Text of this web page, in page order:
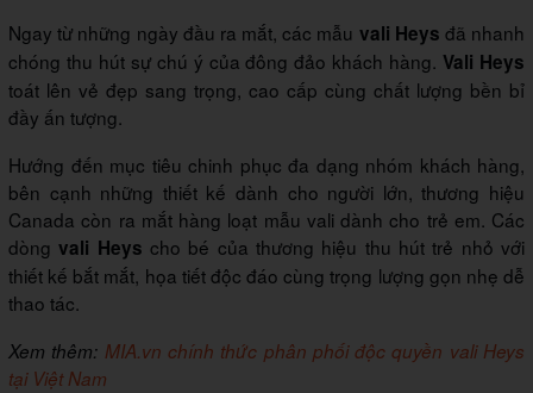
Ngay từ những ngày đầu ra mắt, các mẫu vali Heys đã nhanh
chóng thu hút sự chú ý của đông đảo khách hàng.Vali Heys
toát lên vẻ đẹp sang trọng, cao cấp cùng chất lượng bền bỉ
đầy ấn tượng.
Hướng đến mục tiêu chinh phục đa dạng nhóm khách hàng,
bên cạnh những thiết kế dành cho người lớn, thương hiệu
Canada còn ra mắt hàng loạt mẫu vali dành cho trẻ em. Các
dòngvali Heys cho bé của thương hiệu thu hút trẻ nhỏ với
thiết kế bắt mắt, họa tiết độc đáo cùng trọng lượng gọn nhẹ dễ
thao tác.
Xem thêm: MIA.vn chính thức phân phối độc quyền vali Heys
tại Việt Nam